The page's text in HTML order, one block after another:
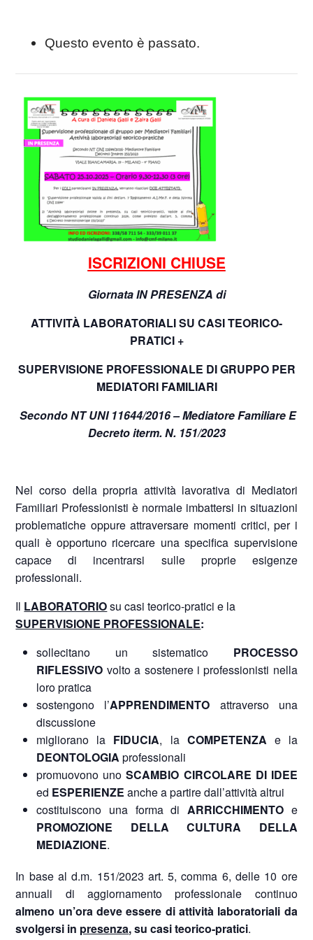
Questo evento è passato.
ISCRIZIONI CHIUSE
Giornata IN PRESENZA di
ATTIVITÀ LABORATORIALI SU CASI TEORICO-
PRATICI +
SUPERVISIONE PROFESSIONALE DI GRUPPO PER
MEDIATORI FAMILIARI
Secondo NT UNI 11644/2016 – Mediatore Familiare E
Decreto iterm. N. 151/2023
Nel corso della propria attività lavorativa di Mediatori
Familiari Professionisti è normale imbattersi in situazioni
problematiche oppure attraversare momenti critici, per i
quali è opportuno ricercare una specifica supervisione
capace di incentrarsi sulle proprie esigenze
professionali.
Il LABORATORIOsu casi teorico-pratici e la
SUPERVISIONE PROFESSIONALE:
sollecitano un sistematico PROCESSO
RIFLESSIVO volto a sostenere i professionisti nella
loro pratica
sostengono l’APPRENDIMENTO attraverso una
discussione
migliorano la FIDUCIA, la COMPETENZA e la
DEONTOLOGIA professionali
promuovono uno SCAMBIO CIRCOLARE DI IDEE
ed ESPERIENZEanche a partire dall’attività altrui
costituiscono una forma di ARRICCHIMENTOe
PROMOZIONE DELLA CULTURA DELLA
MEDIAZIONE.
In base al d.m. 151/2023 art. 5, comma 6, delle 10 ore
annuali di aggiornamento professionale continuo
almeno un’ora deve essere di attività laboratoriali da
svolgersi in presenza, su casi teorico-pratici.